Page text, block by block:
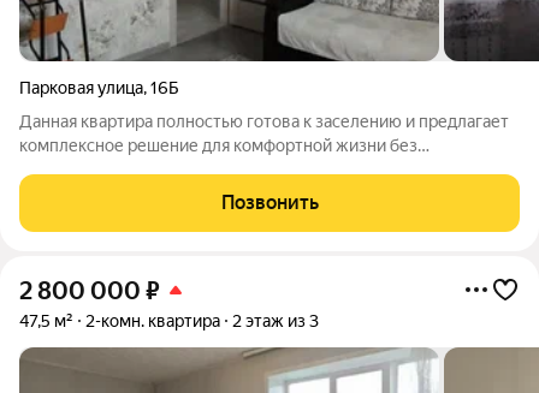
Парковая улица,16Б
Данная квартира полностью готова к заселению и предлагает
комплексное решение для комфортной жизни без
индивидуальной системой отопления на основе газового
котла, что обеспечивает полный контроль
Позвонить
2 800 000 ₽
47,5 м² 2-комн. квартира 2 этаж из 3